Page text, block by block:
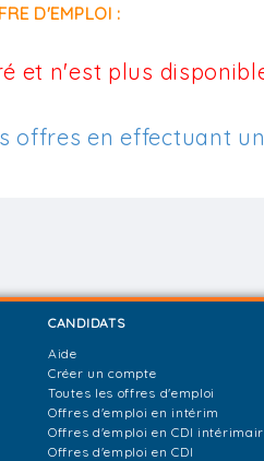
D'EMPLOI :
et n'est plus
offres en effectuant
CANDIDATS
Aide
Créer un compte
Toutes les offres d'emploi
Offres d'emploi en intérim
Offres d'emploi en CDI
Offres d'emploi en CDI